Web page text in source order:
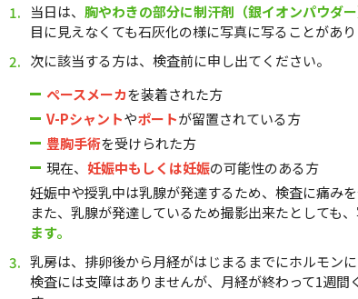
当日は、 胸やわきの部分に制汗剤（銀イオンパウダー
目に見えなくても石灰化の様に写真に写ることがあり
次に該当する方は、検査前に申し出てください。
ペースメーカを装着された方
V-Pシャントやポートが留置されている方
豊胸手術を受けられた方
現在、 妊娠中もしくは妊娠の可能性のある方
妊娠中や授乳中は乳腺が発達するため、検査に痛み
また、乳腺が発達しているため撮影出来たとしても
ます。
乳房は、排卵後から月経がはじまるまでにホルモン
検査には支障はありませんが、月経が終わって1週